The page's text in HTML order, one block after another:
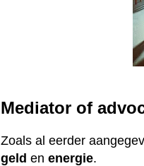
Mediator of
Zoals al eerder
geld enenergie.